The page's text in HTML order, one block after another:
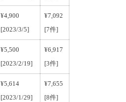
¥4,900
[2023/3/5]
¥7,092
[7件]
¥5,500
[2023/2/19]
¥6,917
[3件]
¥5,614
[2023/1/29]
¥7,655
[8件]